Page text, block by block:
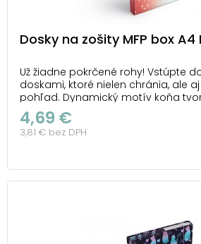
Dosky na zošity MFP box A4
Už žiadne pokrčené rohy! Vstúpte
doskami, ktoré nielen chránia, ale
pohľad. Dynamický motív koňa
geometrickými tvarmi prináša
čo priestranný formát A4 pojme
bez rizika pokrčenia. Pevný kartón s
4,69 €
3,81 € bez DPH